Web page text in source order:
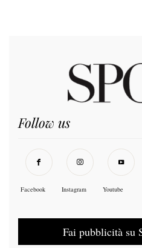
Follow us
Facebook Instagram Youtube
Fai pubblicità su